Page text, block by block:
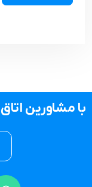
با مشاورین